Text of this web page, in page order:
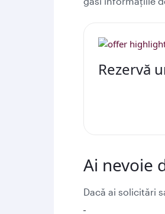
Rezervă
Ai nevoie
Dacă ai solicitări